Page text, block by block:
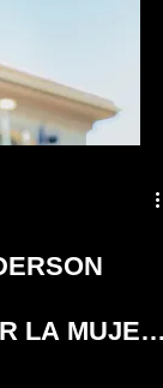
LA MUJER